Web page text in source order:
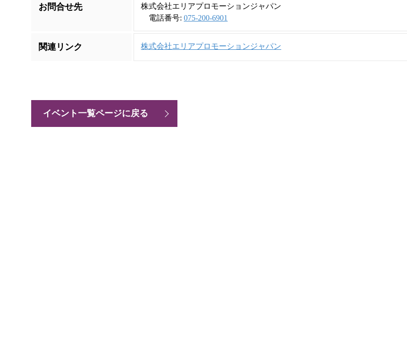
お問合せ先
株式会社エリアプロモーションジャパン
電話番号: 075-200-6901
関連リンク 株式会社エリアプロモーションジャパン
イベント一覧ページに戻る